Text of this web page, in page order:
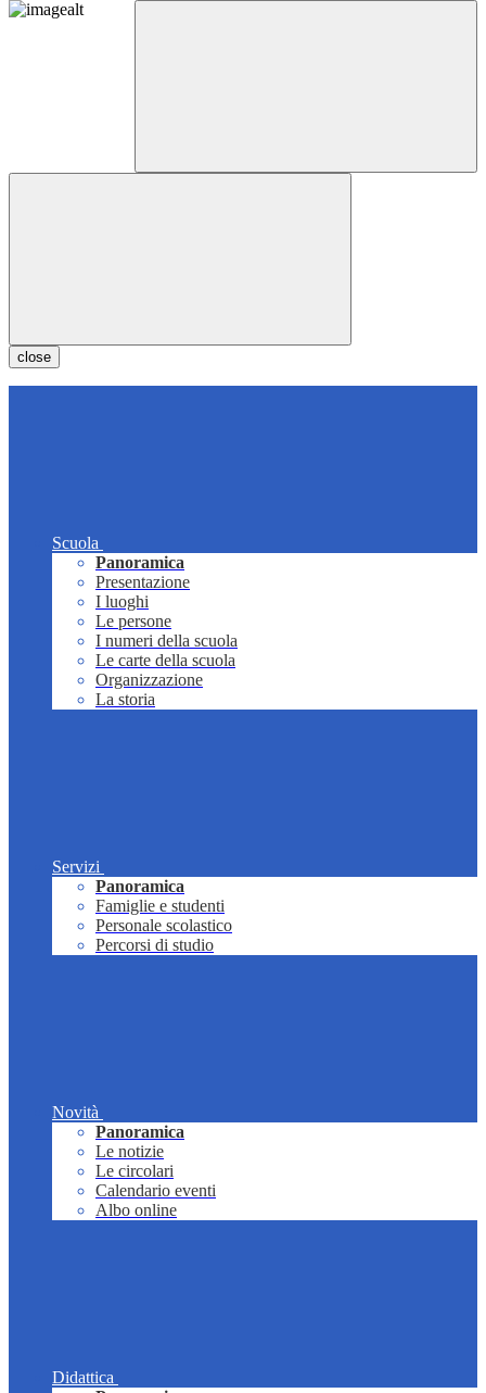
close
Scuola
Panoramica
Presentazione
I luoghi
Le persone
I numeri della scuola
Le carte della scuola
Organizzazione
La storia
Servizi
Panoramica
Famiglie e studenti
Personale scolastico
Percorsi di studio
Novità
Panoramica
Le notizie
Le circolari
Calendario eventi
Albo online
Didattica